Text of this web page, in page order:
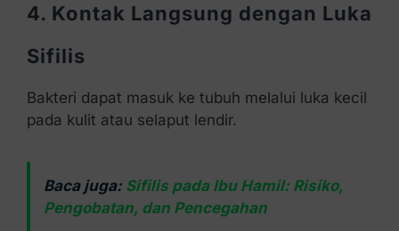
4. Kontak Langsung dengan Luka
Sifilis
Bakteri dapat masuk ke tubuh melalui luka kecil
pada kulit atau selaput lendir.
Baca juga: Sifilis pada Ibu Hamil: Risiko,
Pengobatan, dan Pencegahan